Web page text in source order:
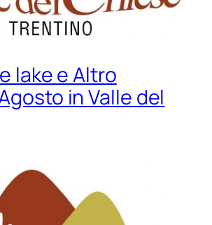
lake e Altro
in Valle del